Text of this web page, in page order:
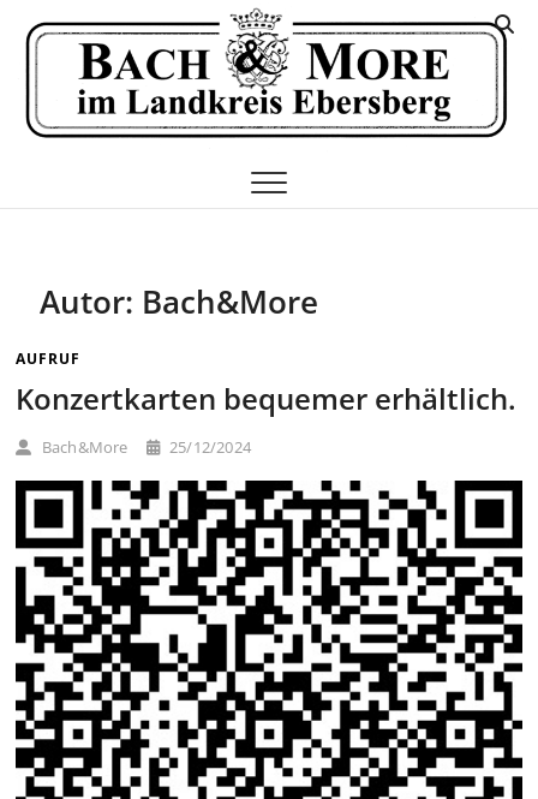
content
Autor: Bach&More
AUFRUF
Konzertkarten bequemer erhältlich.
Bach&More 25/12/2024